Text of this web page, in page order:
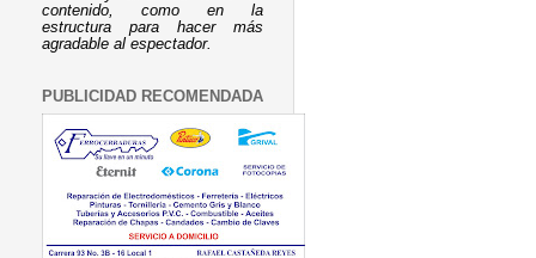
contenido, como en la
estructura para hacer más
agradable al espectador.
PUBLICIDAD RECOMENDADA